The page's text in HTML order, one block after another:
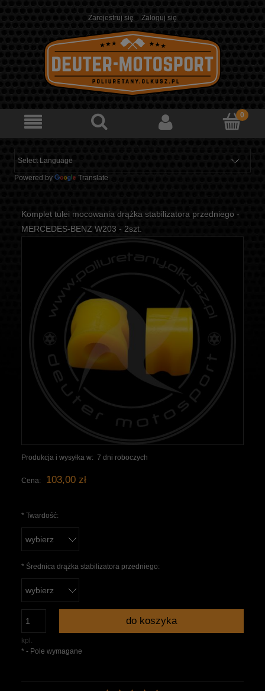
Zarejestruj się Zaloguj się
Powered by Translate
Komplet tulei mocowania drążka stabilizatora przedniego -
MERCEDES-BENZ W203 - 2szt.
Produkcja i wysyłka w: 7 dni roboczych
Cena: 103,00 zł
* Twardość:
* Średnica drążka stabilizatora przedniego:
kpl.
do koszyka
* - Pole wymagane